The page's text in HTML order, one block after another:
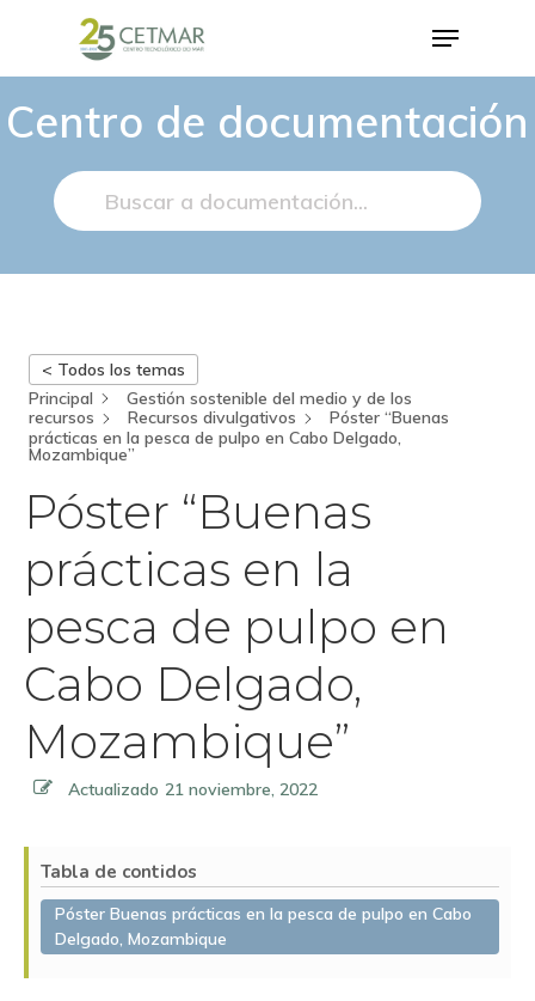
Centro de documentación
< Todos los temas
Principal
Gestión sostenible del medio y de los
recursos
Recursos divulgativos
Póster “Buenas
prácticas en la pesca de pulpo en Cabo Delgado,
Mozambique”
Póster “Buenas
prácticas en la
pesca de pulpo en
Cabo Delgado,
Mozambique”
Actualizado 21 noviembre, 2022
Tabla de contidos
Póster Buenas prácticas en la pesca de pulpo en Cabo
Delgado, Mozambique